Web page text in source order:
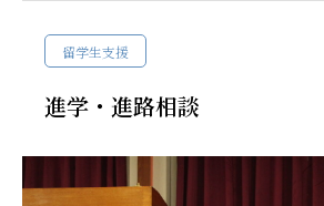
聖殿建築
留学生支援
進学・進路相談